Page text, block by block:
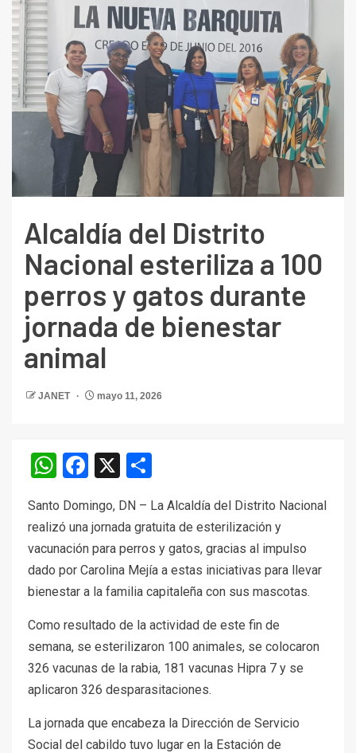
Alcaldía del Distrito
Nacional esteriliza a 100
perros y gatos durante
jornada de bienestar
animal
JANET mayo 11, 2026
WhatsApp
Facebook
X
Santo Domingo, DN – La Alcaldía del Distrito Nacional
realizó una jornada gratuita de esterilización y
vacunación para perros y gatos, gracias al impulso
dado por Carolina Mejía a estas iniciativas para llevar
bienestar a la familia capitaleña con sus mascotas.
Como resultado de la actividad de este fin de
semana, se esterilizaron 100 animales, se colocaron
326 vacunas de la rabia, 181 vacunas Hipra 7 y se
aplicaron 326 desparasitaciones.
La jornada que encabeza la Dirección de Servicio
Social del cabildo tuvo lugar en la Estación de